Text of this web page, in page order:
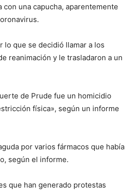
una capucha, aparentemente
lo que se decidió llamar a los
reanimación y le trasladaron a un
de Prude fue un homicidio
física», según un informe
por varios fármacos que había
según el informe.
que han generado protestas